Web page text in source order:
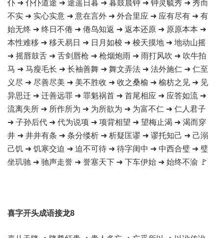
不实 ➜ 实心实意 ➜ 意在言外 ➜ 外合里应 ➜ 应有尽有 ➜ 有
始无终 ➜ 终日不倦 ➜ 倦鸟知返 ➜ 返本还原 ➜ 原原本本 ➜
本性难移 ➜ 移天易日 ➜ 日月如梭 ➜ 梭天摸地 ➜ 地动山摇
➜ 摇唇鼓舌 ➜ 舌剑唇枪 ➜ 枪烟炮雨 ➜ 雨打风吹 ➜ 吹牛拍
马 ➜ 马瘦毛长 ➜ 长袖善舞 ➜ 舞文弄法 ➜ 法外施仁 ➜ 仁至
义尽 ➜ 尽善尽美 ➜ 美不胜收 ➜ 收之桑榆 ➜ 榆枋之见 ➜ 见
异思迁 ➜ 迁善远罪 ➜ 罪魁祸首 ➜ 首尾相应 ➜ 应答如流 ➜
流离失所 ➜ 所作所为 ➜ 为所欲为 ➜ 为富不仁 ➜ 仁人君子
➜ 子孙后代 ➜ 代为说项 ➜ 项背相望 ➜ 望梅止渴 ➜ 渴而穿
井 ➜ 井井有条 ➜ 条分缕析 ➜ 析疑匡谬 ➜ 谬托知己 ➜ 己溺
己饥 ➜ 饥寒交迫 ➜ 迫不可待 ➜ 待字闺中 ➜ 中西合璧 ➜ 璧
坐玑驰 ➜ 驰声走誉 ➜ 誉塞天下 ➜ 下车伊始 ➜ 始终不渝 🚩
喜字开头成语接龙8